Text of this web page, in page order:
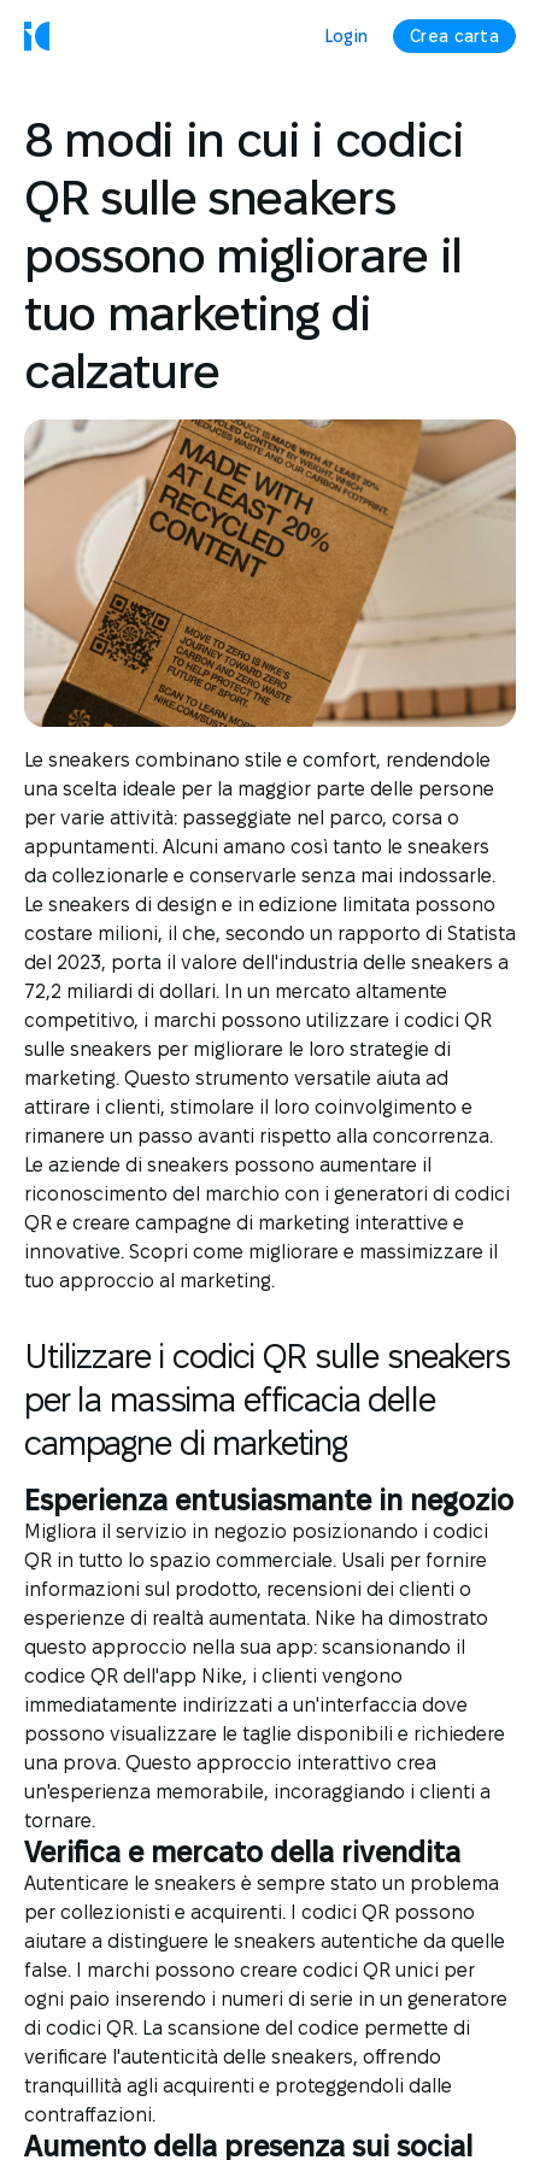
Login Crea carta
8 modi in cui i codici
QR sulle sneakers
possono migliorare il
tuo marketing di
calzature
Le sneakers combinano stile e comfort, rendendole
una scelta ideale per la maggior parte delle persone
per varie attività: passeggiate nel parco, corsa o
appuntamenti. Alcuni amano così tanto le sneakers
da collezionarle e conservarle senza mai indossarle.
Le sneakers di design e in edizione limitata possono
costare milioni, il che, secondo un rapporto di Statista
del 2023, porta il valore dell'industria delle sneakers a
72,2 miliardi di dollari. In un mercato altamente
competitivo, i marchi possono utilizzare i codici QR
sulle sneakers per migliorare le loro strategie di
marketing. Questo strumento versatile aiuta ad
attirare i clienti, stimolare il loro coinvolgimento e
rimanere un passo avanti rispetto alla concorrenza.
Le aziende di sneakers possono aumentare il
riconoscimento del marchio con i generatori di codici
QR e creare campagne di marketing interattive e
innovative. Scopri come migliorare e massimizzare il
tuo approccio al marketing.
Utilizzare i codici QR sulle sneakers
per la massima efficacia delle
campagne di marketing
Esperienza entusiasmante in negozio
Migliora il servizio in negozio posizionando i codici
QR in tutto lo spazio commerciale. Usali per fornire
informazioni sul prodotto, recensioni dei clienti o
esperienze di realtà aumentata. Nike ha dimostrato
questo approccio nella sua app: scansionando il
codice QR dell'app Nike, i clienti vengono
immediatamente indirizzati a un'interfaccia dove
possono visualizzare le taglie disponibili e richiedere
una prova. Questo approccio interattivo crea
un'esperienza memorabile, incoraggiando i clienti a
tornare.
Verifica e mercato della rivendita
Autenticare le sneakers è sempre stato un problema
per collezionisti e acquirenti. I codici QR possono
aiutare a distinguere le sneakers autentiche da quelle
false. I marchi possono creare codici QR unici per
ogni paio inserendo i numeri di serie in un generatore
di codici QR. La scansione del codice permette di
verificare l'autenticità delle sneakers, offrendo
tranquillità agli acquirenti e proteggendoli dalle
contraffazioni.
Aumento della presenza sui social